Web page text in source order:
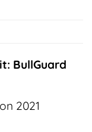
BullGuard
2021